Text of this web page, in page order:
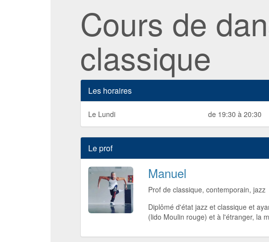
Cours de
classique
Les horaires
Le Lundi de 19:30 à 20:30
Le prof
Manuel
Prof de classique, contemporain, jazz
Diplômé d'état jazz et classique et
(lido Moulin rouge) et à l'étranger, la